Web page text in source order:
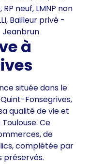
neuf, LMNP non
Bailleur privé -
Jeanbrun
à
située dans le
Fonsegrives,
qualité de vie et
Ce
de
complétée par
préservés.